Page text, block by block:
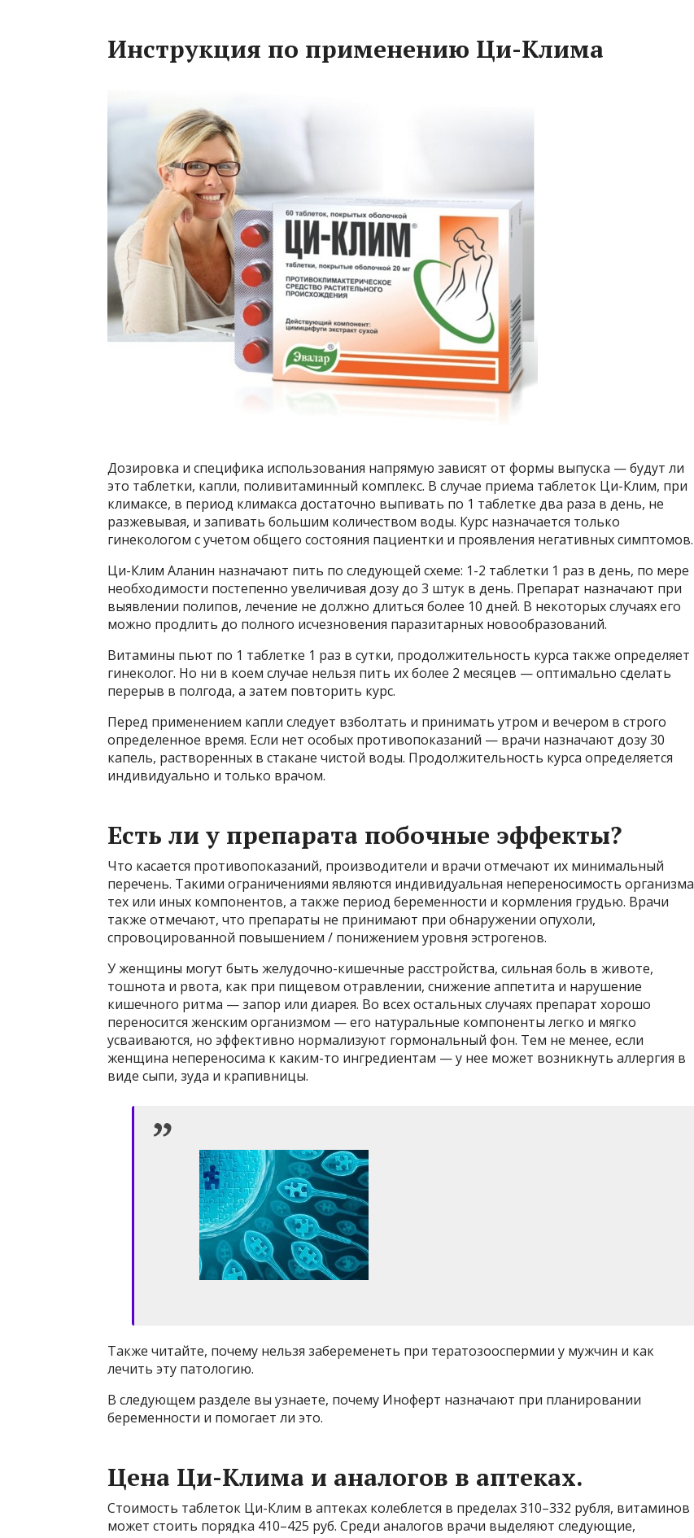
Инструкция по применению Ци-Клима
Дозировка и специфика использования напрямую зависят от формы выпуска — будут ли
это таблетки, капли, поливитаминный комплекс. В случае приема таблеток Ци-Клим, при
климаксе, в период климакса достаточно выпивать по 1 таблетке два раза в день, не
разжевывая, и запивать большим количеством воды. Курс назначается только
гинекологом с учетом общего состояния пациентки и проявления негативных симптомов.
Ци-Клим Аланин назначают пить по следующей схеме: 1-2 таблетки 1 раз в день, по мере
необходимости постепенно увеличивая дозу до 3 штук в день. Препарат назначают при
выявлении полипов, лечение не должно длиться более 10 дней. В некоторых случаях его
можно продлить до полного исчезновения паразитарных новообразований.
Витамины пьют по 1 таблетке 1 раз в сутки, продолжительность курса также определяет
гинеколог. Но ни в коем случае нельзя пить их более 2 месяцев — оптимально сделать
перерыв в полгода, а затем повторить курс.
Перед применением капли следует взболтать и принимать утром и вечером в строго
определенное время. Если нет особых противопоказаний — врачи назначают дозу 30
капель, растворенных в стакане чистой воды. Продолжительность курса определяется
индивидуально и только врачом.
Есть ли у препарата побочные эффекты?
Что касается противопоказаний, производители и врачи отмечают их минимальный
перечень. Такими ограничениями являются индивидуальная непереносимость организма
тех или иных компонентов, а также период беременности и кормления грудью. Врачи
также отмечают, что препараты не принимают при обнаружении опухоли,
спровоцированной повышением / понижением уровня эстрогенов.
У женщины могут быть желудочно-кишечные расстройства, сильная боль в животе,
тошнота и рвота, как при пищевом отравлении, снижение аппетита и нарушение
кишечного ритма — запор или диарея. Во всех остальных случаях препарат хорошо
переносится женским организмом — его натуральные компоненты легко и мягко
усваиваются, но эффективно нормализуют гормональный фон. Тем не менее, если
женщина непереносима к каким-то ингредиентам — у нее может возникнуть аллергия в
виде сыпи, зуда и крапивницы.
Также читайте, почему нельзя забеременеть при тератозооспермии у мужчин и как
лечить эту патологию.
В следующем разделе вы узнаете, почему Иноферт назначают при планировании
беременности и помогает ли это.
Цена Ци-Клима и аналогов в аптеках.
Стоимость таблеток Ци-Клим в аптеках колеблется в пределах 310–332 рубля, витаминов
может стоить порядка 410–425 руб. Среди аналогов врачи выделяют следующие,